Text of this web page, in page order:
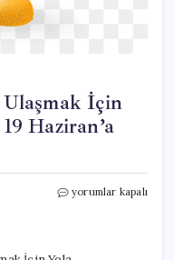
Ulaşmak İçin
Haziran’a
Hacı
yorumlar kapalı